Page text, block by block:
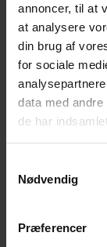
annoncer, til at
at analysere
din brug af
for sociale
data med
de har
Nødvendig
Præferencer
T: 8180 0555